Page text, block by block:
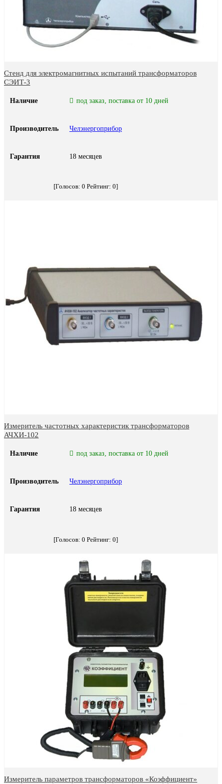
Стенд для электромагнитных испытаний трансформаторов
СЭИТ-3
Наличие под заказ, поставка от 10 дней
Производитель Челэнергоприбор
Гарантия 18 месяцев
[Голосов: 0 Рейтинг: 0]
Измеритель частотных характеристик трансформаторов
АЧХИ-102
Наличие под заказ, поставка от 10 дней
Производитель Челэнергоприбор
Гарантия 18 месяцев
[Голосов: 0 Рейтинг: 0]
Измеритель параметров трансформаторов «Коэффициент»